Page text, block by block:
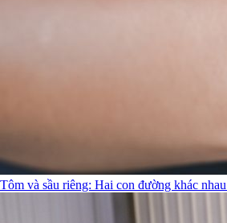
Tôm và sầu riêng: Hai con đường khác